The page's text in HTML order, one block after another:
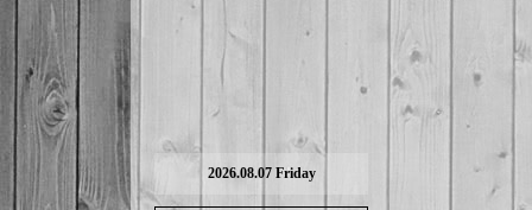
2026.08.07 Friday